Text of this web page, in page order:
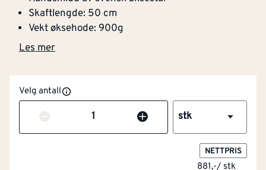
Skaftlengde: 50 cm
Vekt øksehode: 900g
Les mer
Velg antall
Antall stk
NETTPRIS
881,-/ stk